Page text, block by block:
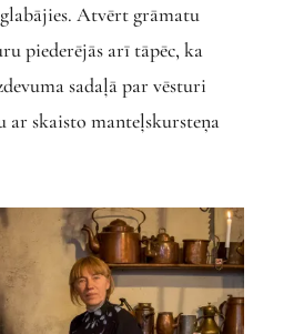
Atvērt grāmatu
piederējās arī tāpēc, ka
sadaļā par vēsturi
skaisto manteļskursteņa